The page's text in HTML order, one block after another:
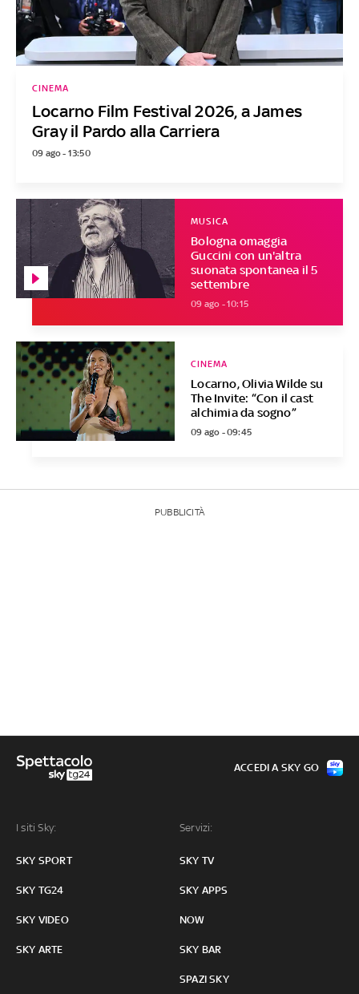
Locarno Film Festival 2026, a James
Gray il Pardo alla Carriera
CINEMA
09 ago - 13:50
Bologna omaggia
Guccini con un'altra
suonata spontanea il 5
settembre
MUSICA
09 ago - 10:15
Locarno, Olivia Wilde su
The Invite: “Con il cast
alchimia da sogno”
CINEMA
09 ago - 09:45
PUBBLICITÀ
I siti Sky:
SKY SPORT
SKY TG24
SKY VIDEO
SKY ARTE
Servizi:
SKY TV
SKY APPS
NOW
SKY BAR
SPAZI SKY
ACCEDI A SKY GO